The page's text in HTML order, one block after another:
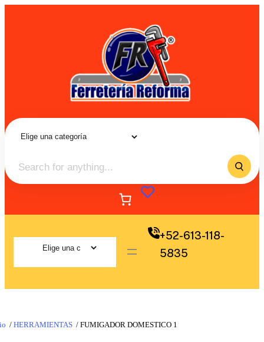
+52-613-118-
5835
/ HERRAMIENTAS / FUMIGADOR DOMESTICO 1